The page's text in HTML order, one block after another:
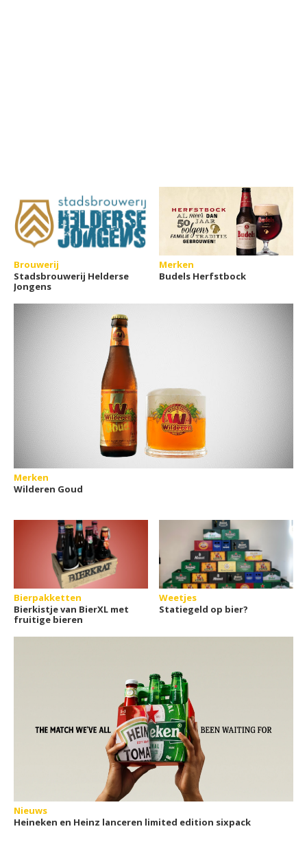
Brouwerij
Stadsbrouwerij Helderse
Jongens
Merken
Budels Herfstbock
Merken
Wilderen Goud
Bierpakketten
Bierkistje van BierXL met
fruitige bieren
Weetjes
Statiegeld op bier?
Nieuws
Heineken en Heinz lanceren limited edition sixpack